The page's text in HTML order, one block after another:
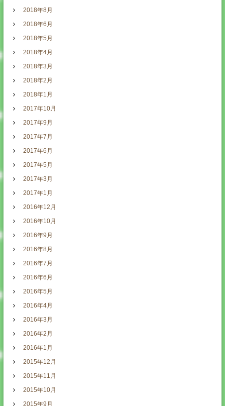
2018年8月
2018年6月
2018年5月
2018年4月
2018年3月
2018年2月
2018年1月
2017年10月
2017年9月
2017年7月
2017年6月
2017年5月
2017年3月
2017年1月
2016年12月
2016年10月
2016年9月
2016年8月
2016年7月
2016年6月
2016年5月
2016年4月
2016年3月
2016年2月
2016年1月
2015年12月
2015年11月
2015年10月
2015年9月